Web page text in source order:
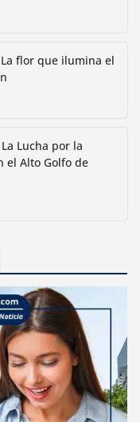
flor que ilumina el
Lucha por la
el Alto Golfo de